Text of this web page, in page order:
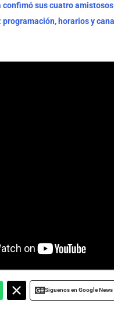
sus cuatro
programación, horarios y
Siguenos en Google News